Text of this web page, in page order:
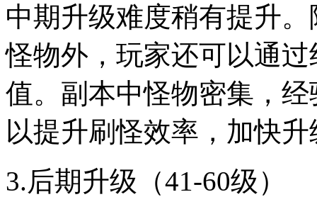
中期升级难度稍有提升
怪物外，玩家还可以通
值。副本中怪物密集，
以提升刷怪效率，加快
3.后期升级（41-60级）